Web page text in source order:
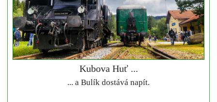
Kubova Huť ...
... a Bulík dostává napít.